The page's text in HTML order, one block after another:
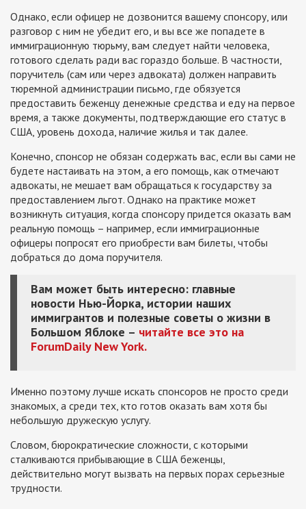
Однако, если офицер не дозвонится вашему спонсору, или
разговор с ним не убедит его, и вы все же попадете в
иммиграционную тюрьму, вам следует найти человека,
готового сделать ради вас гораздо больше. В частности,
поручитель (сам или через адвоката) должен направить
тюремной администрации письмо, где обязуется
предоставить беженцу денежные средства и еду на первое
время, а также документы, подтверждающие его статус в
США, уровень дохода, наличие жилья и так далее.
Конечно, спонсор не обязан содержать вас, если вы сами не
будете настаивать на этом, а его помощь, как отмечают
адвокаты, не мешает вам обращаться к государству за
предоставлением льгот. Однако на практике может
возникнуть ситуация, когда спонсору придется оказать вам
реальную помощь – например, если иммиграционные
офицеры попросят его приобрести вам билеты, чтобы
добраться до дома поручителя.
Вам может быть интересно: главные
новости Нью-Йорка, истории наших
иммигрантов и полезные советы о жизни в
Большом Яблоке – читайте все это на
ForumDaily New York.
Именно поэтому лучше искать спонсоров не просто среди
знакомых, а среди тех, кто готов оказать вам хотя бы
небольшую дружескую услугу.
Словом, бюрократические сложности, с которыми
сталкиваются прибывающие в США беженцы,
действительно могут вызвать на первых порах серьезные
трудности.